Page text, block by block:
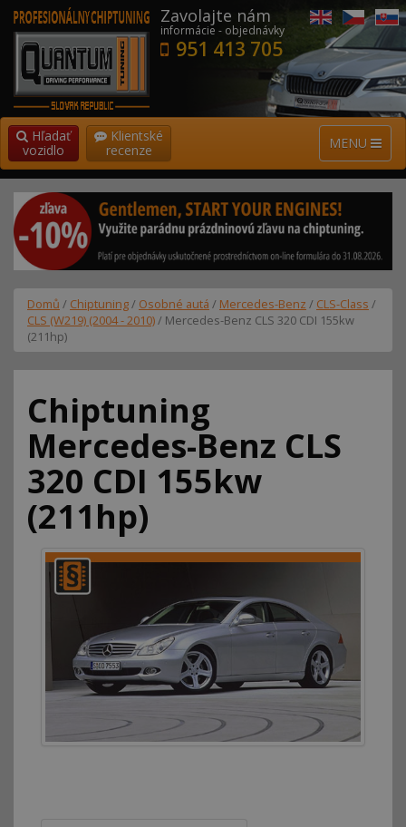
Zavolajte nám
informácie - objednávky
951 413 705
MENU
Hľadať
vozidlo
Klientské
recenze
Domů / Chiptuning/ Osobné autá / Mercedes-Benz / CLS-Class /
CLS (W219) (2004 - 2010)/ Mercedes-Benz CLS 320 CDI 155kw
(211hp)
Chiptuning
Mercedes-Benz CLS
320 CDI 155kw
(211hp)